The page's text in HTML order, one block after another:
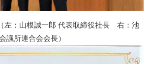
左：山根誠一郎 代表取締役社長 右：池
議所連合会会長）